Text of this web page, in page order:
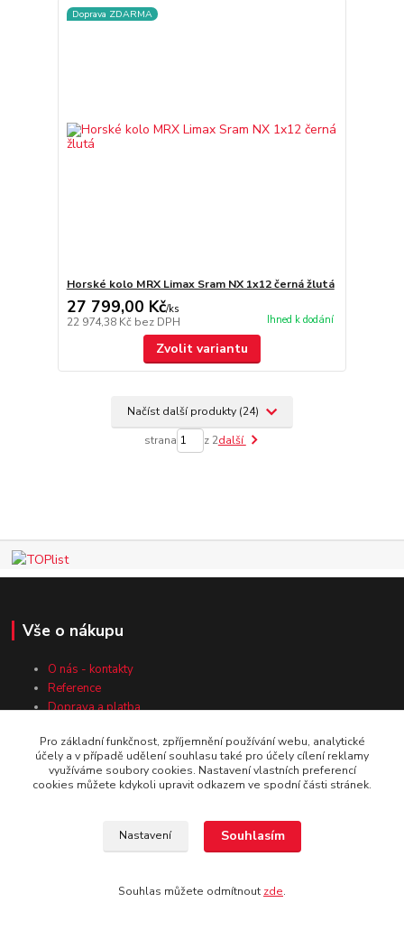
Doprava ZDARMA
Horské kolo MRX Limax Sram NX 1x12 černá žlutá
27 799,00 Kč/ks
22 974,38 Kč bez DPH Ihned k dodání
Zvolit variantu
Načíst další produkty (24)
strana z 2další
Vše o nákupu
O nás - kontakty
Reference
Doprava a platba
Ochrana osobních údajů
Záruka nejnižší ceny
Kde nás najdete
Pro základní funkčnost, zpříjemnění používání webu, analytické
účely a v případě udělení souhlasu také pro účely cílení reklamy
využíváme soubory cookies. Nastavení vlastních preferencí
cookies můžete kdykoli upravit odkazem ve spodní části stránek.
Nastavení Souhlasím
Souhlas můžete odmítnout zde.